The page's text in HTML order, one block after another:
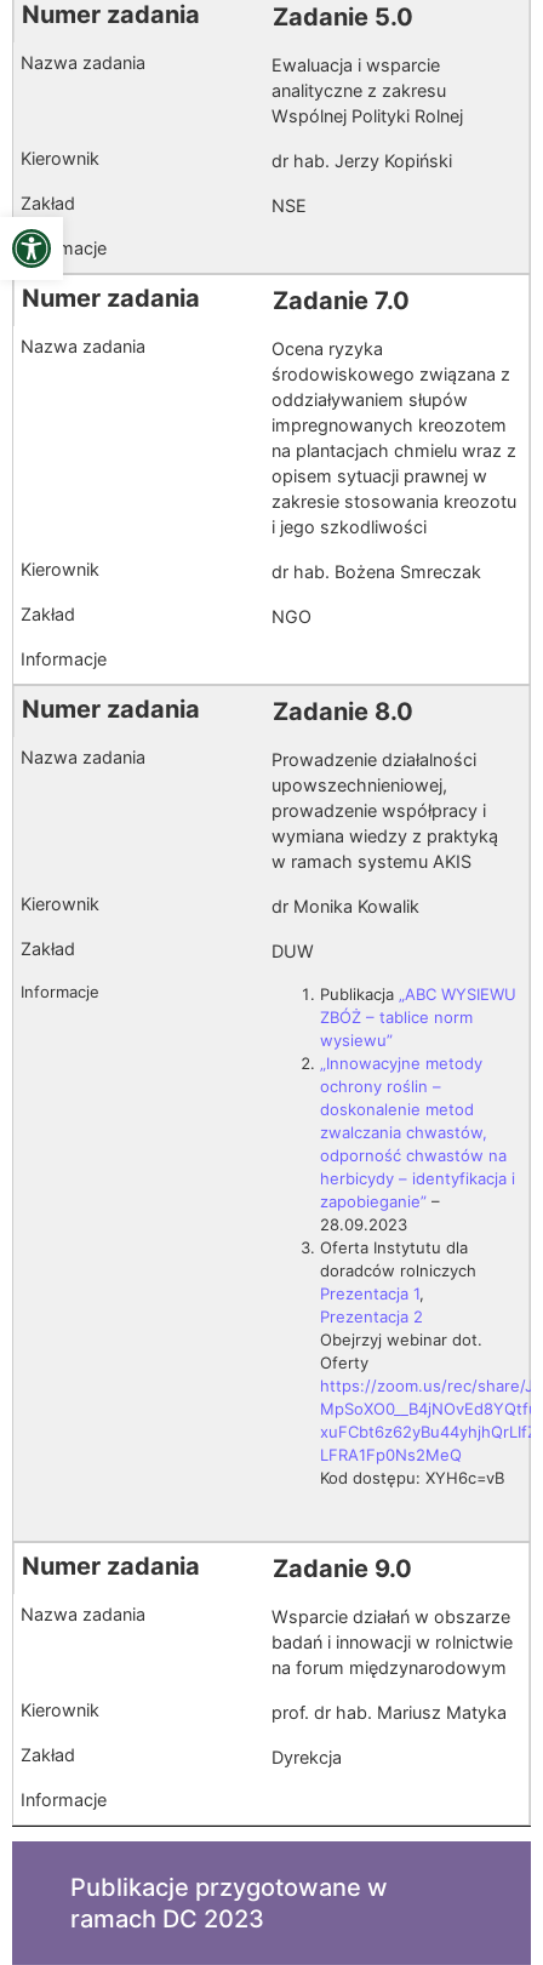
Open toolbar
Zadanie 5.0
Ewaluacja i wsparcie
analityczne z zakresu
Wspólnej Polityki Rolnej
dr hab. Jerzy Kopiński
NSE
Zadanie 7.0
Ocena ryzyka
środowiskowego związana z
oddziaływaniem słupów
impregnowanych kreozotem
na plantacjach chmielu wraz z
opisem sytuacji prawnej w
zakresie stosowania kreozotu
i jego szkodliwości
dr hab. Bożena Smreczak
NGO
Zadanie 8.0
Prowadzenie działalności
upowszechnieniowej,
prowadzenie współpracy i
wymiana wiedzy z praktyką
w ramach systemu AKIS
dr Monika Kowalik
DUW
Publikacja „ABC WYSIEWU
ZBÓŻ – tablice norm
wysiewu”
„Innowacyjne metody
ochrony roślin –
doskonalenie metod
zwalczania chwastów,
odporność chwastów na
herbicydy – identyfikacja i
zapobieganie” –
28.09.2023
Oferta Instytutu dla
doradców rolniczych
Prezentacja 1,
Prezentacja 2
Obejrzyj webinar dot.
Oferty
https://zoom.us/rec/share/
LFRA1Fp0Ns2MeQ
Kod dostępu: XYH6c=vB
Zadanie 9.0
Wsparcie działań w obszarze
badań i innowacji w rolnictwie
na forum międzynarodowym
prof. dr hab. Mariusz Matyka
Dyrekcja
Publikacje przygotowane w
ramach DC 2023